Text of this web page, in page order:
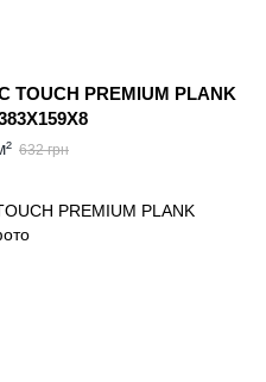
PREMIUM PLANK
632 грн